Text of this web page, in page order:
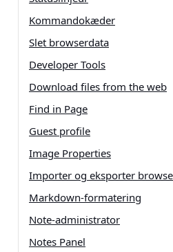
Kommandokæder
Slet browserdata
Developer Tools
Download files from the web
Find in Page
Guest profile
Image Properties
Importer og eksporter
Markdown-formatering
Note-administrator
Notes Panel